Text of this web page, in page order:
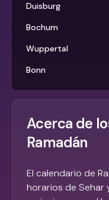
Duisburg
Bochum
Wuppertal
Bonn
Acerca de
Ramadán
El calendario de
horarios de Sehar